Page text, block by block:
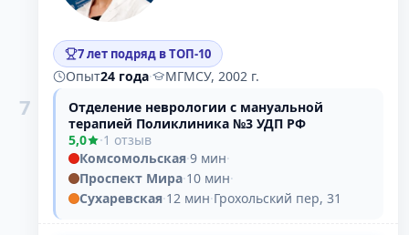
7
7 лет подряд в ТОП-10
Опыт24 года·
МГМСУ, 2002 г.
Отделение неврологии с мануальной
терапией Поликлиника №3 УДП РФ
5,0
·1 отзыв
Комсомольская·9 мин·
Проспект Мира·10 мин·
Сухаревская·12 мин·Грохольский пер, 31